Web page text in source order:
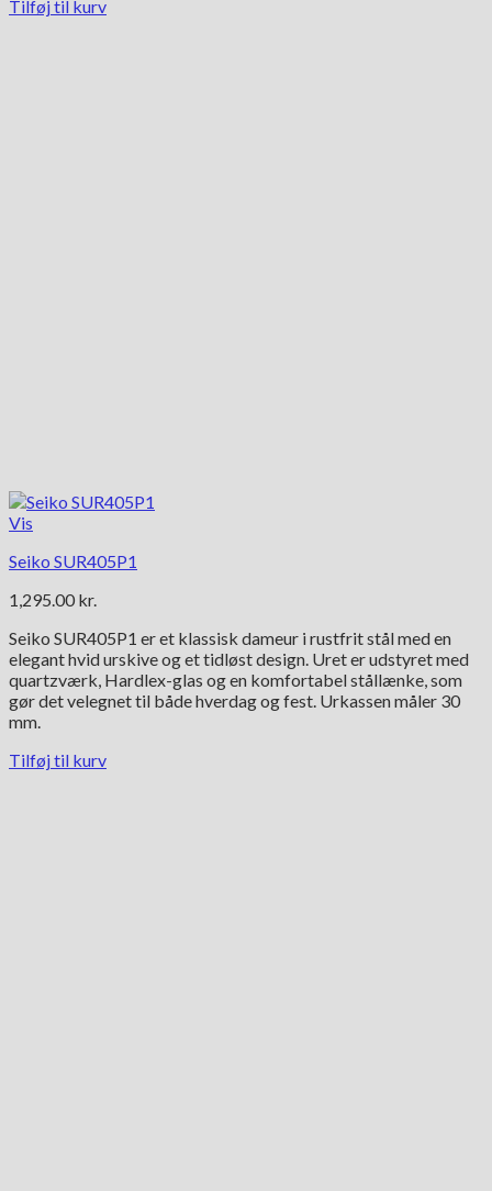
Tilføj til kurv
Vis
Seiko SUR405P1
1,295.00 kr.
Seiko SUR405P1 er et klassisk dameur i rustfrit stål med en
elegant hvid urskive og et tidløst design. Uret er udstyret med
quartzværk, Hardlex-glas og en komfortabel stållænke, som
gør det velegnet til både hverdag og fest. Urkassen måler 30
mm.
Tilføj til kurv